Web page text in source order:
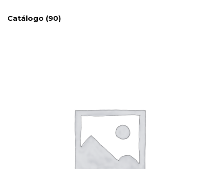
Catálogo (90)